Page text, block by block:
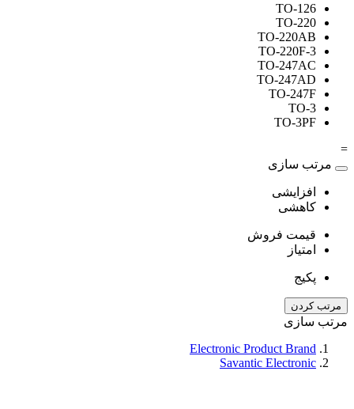
TO-126
TO-220
TO-220AB
TO-220F-3
TO-247AC
TO-247AD
TO-247F
TO-3
TO-3PF
=
مرتب سازی
افزایشی
کاهشی
قیمت فروش
امتیاز
پکیج
مرتب کردن
مرتب سازی
Electronic Product Brand
Savantic Electronic